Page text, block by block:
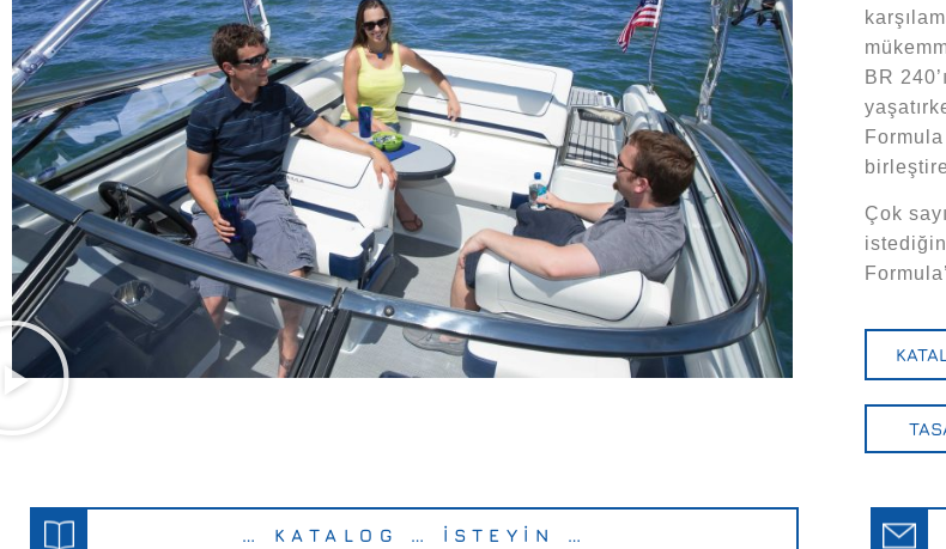
BR
Çok
… KATALOG … İSTEYİN …